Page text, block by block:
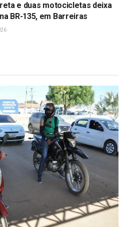
e duas motocicletas deixa
BR-135, em Barreiras